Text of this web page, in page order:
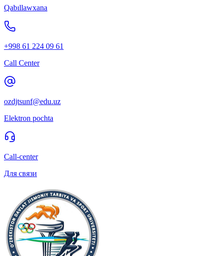
Qabıllawxana
+998 61 224 09 61
Call Center
ozdjtsunf@edu.uz
Elektron pochta
Call-center
Для связи